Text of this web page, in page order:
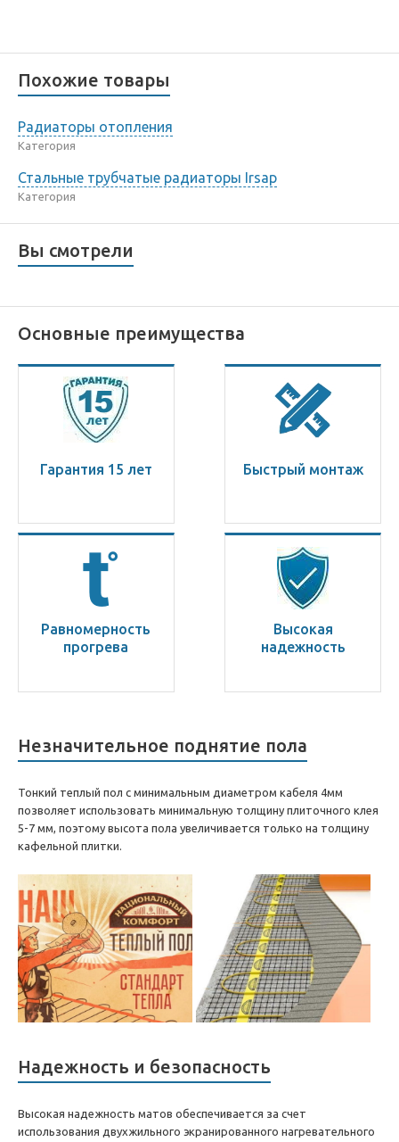
Похожие товары
Радиаторы отопления
Категория
Стальные трубчатые радиаторы Irsap
Категория
Вы смотрели
Основные преимущества
Гарантия 15 лет Быстрый монтаж
Равномерность
прогрева
Высокая
надежность
Незначительное поднятие пола
Тонкий теплый пол с минимальным диаметром кабеля 4мм
позволяет использовать минимальную толщину плиточного клея
5-7 мм, поэтому высота пола увеличивается только на толщину
кафельной плитки.
Надежность и безопасность
Высокая надежность матов обеспечивается за счет
использования двухжильного экранированного нагревательного